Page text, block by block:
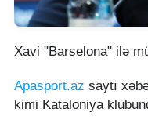
Xavi "Barselona" ilə
Apasport.az saytı
kimi Kataloniya